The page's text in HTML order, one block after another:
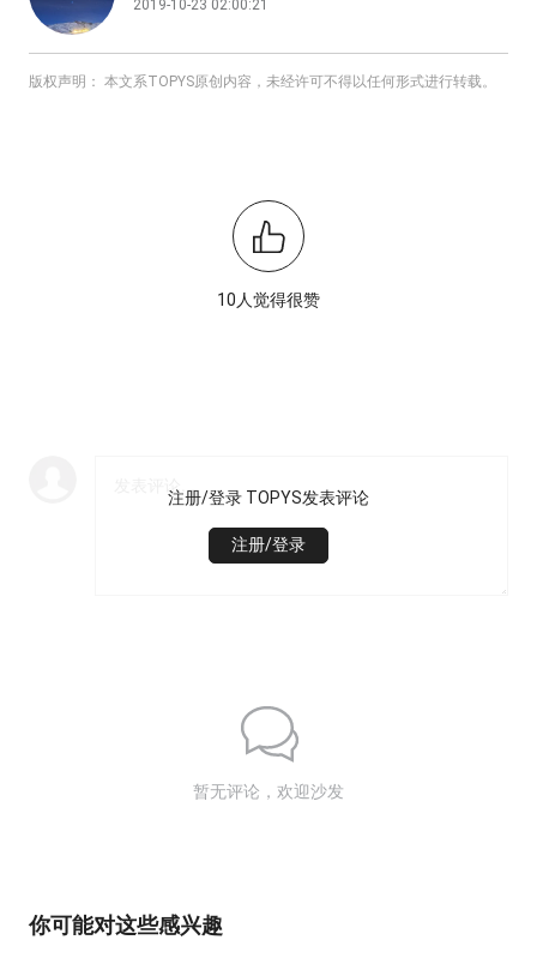
2019-10-23 02:00:21
版权声明： 本文系TOPYS原创内容，未经许可不得以任何形式进行转载。
10人觉得很赞
注册/登录 TOPYS发表评论
注册/登录
暂无评论，欢迎沙发
你可能对这些感兴趣